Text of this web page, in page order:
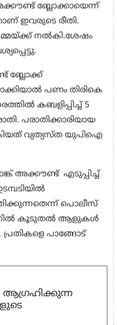
ബ്ലോക്കായെന്ന്
ഇവരുടെ രീതി.
നല്‍കി.ശേഷം
ബ്ലോക്ക്
പണം തിരികെ
കബളിപ്പിച്ച് 5
പരാതിക്കാരിയായ
വ്യത്യസ്ത യുപിഐ
അക്കൗണ്ട് എടുപ്പിച്ച്
പൊലീസ്
പിന്നില്‍ കൂടുതല്‍ ആളുകള്‍
പാങ്ങോട്
ആഗ്രഹിക്കുന്ന